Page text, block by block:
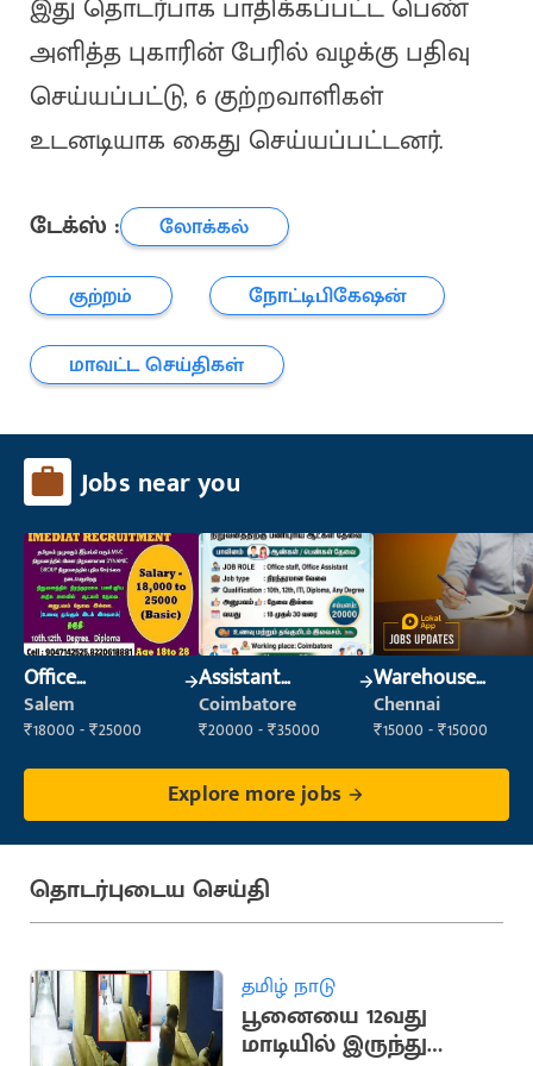
இது தொடர்பாக பாதிக்கப்பட்ட பெண்
அளித்த புகாரின் பேரில் வழக்கு பதிவு
செய்யப்பட்டு, 6 குற்றவாளிகள்
உடனடியாக கைது செய்யப்பட்டனர்.
டேக்ஸ் :
லோக்கல்
குற்றம்
நோட்டிபிகேஷன்
மாவட்ட செய்திகள்
Jobs near you
Office
Maintenance
Staff
Salem
₹18000 - ₹25000
Assistant
Manager
Coimbatore
₹20000 - ₹35000
Warehouse
Supervisor
(Warehouse &
Chennai
₹15000 - ₹15000
Explore more jobs
தொடர்புடைய செய்தி
தமிழ் நாடு
பூனையை 12வது
மாடியில் இருந்து